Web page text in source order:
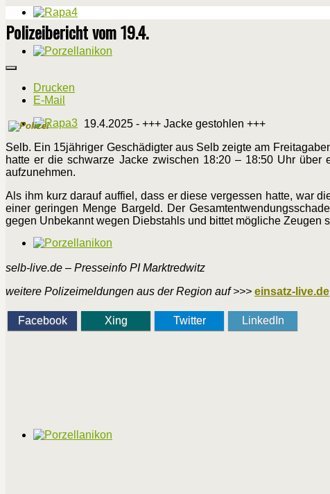
Polizeibericht vom 19.4.
Drucken
E-Mail
19.4.2025 - +++ Jacke gestohlen +++
Selb. Ein 15jähriger Geschädigter aus Selb zeigte am
hatte er die schwarze Jacke zwischen 18:20 – 18:50 Uhr
aufzunehmen.
Als ihm kurz darauf auffiel, dass er diese vergessen hatte, war
einer geringen Menge Bargeld. Der
gegen Unbekannt wegen Diebstahls und bittet mögliche Zeugen
selb-live.de – Presseinfo PI Marktredwitz
weitere Polizeimeldungen aus der Region auf >>> einsatz-live.de
Facebook Xing Twitter LinkedIn